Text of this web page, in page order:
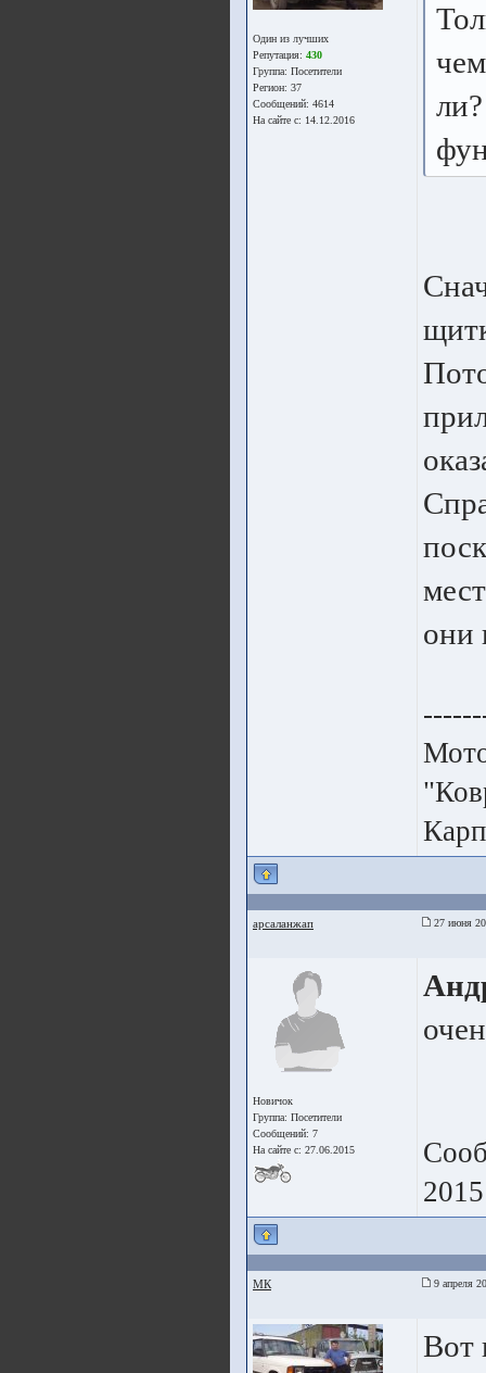
Один из лучших
Репутация: 430
Группа: Посетители
Регион: 37
Сообщений: 4614
На сайте с: 14.12.2016
они
арсаланжап 27 июня
Новичок
Группа: Посетители
Сообщений: 7
На сайте с: 27.06.2015
МК 9 апреля
Вот